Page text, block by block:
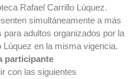
Rafael Carrillo Lúquez.
simultáneamente a más
adultos organizados por la
Lúquez en la misma vigencia.
participante
con las siguientes